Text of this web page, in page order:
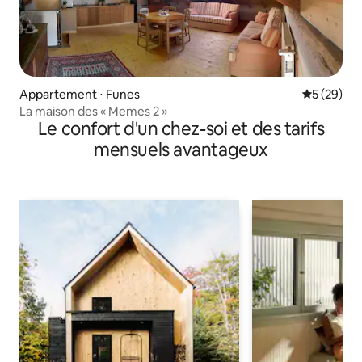
Appartement ⋅ Funes
5 (29)
La maison des « Memes 2 »
Le confort d'un chez-soi et des tarifs
mensuels avantageux